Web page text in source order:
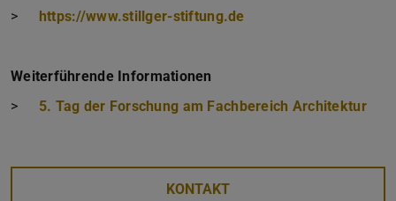
>
https://www.stillger-stiftung.de
Weiterführende Informationen
>
5. Tag der Forschung am Fachbereich Architektur
KONTAKT